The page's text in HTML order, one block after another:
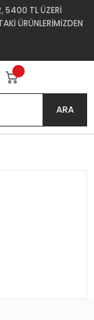
5400 TL ÜZERİ
ÜRÜNLERİMİZDEN
ARA